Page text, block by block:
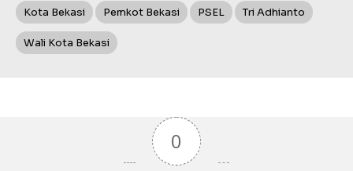
Kota Bekasi Pemkot Bekasi PSEL Tri Adhianto
Wali Kota Bekasi
0